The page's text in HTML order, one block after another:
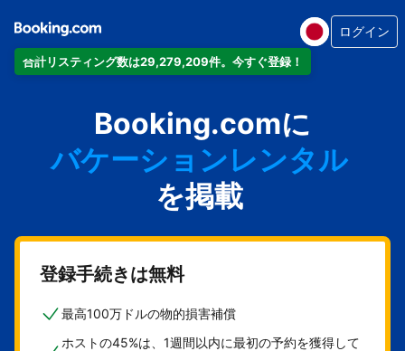
合計リスティング数は29,279,209件。今すぐ登録！
ログイン
Booking.comに
アパートメント
ホテル
バケーションレンタル
ゲストハウス
旅館
を掲載
登録手続きは無料
最高100万ドルの物的損害補償
ホストの45%は、1週間以内に最初の予約を獲得して